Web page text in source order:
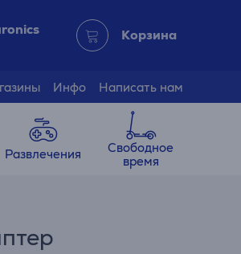
Корзина
Инфо Написать нам
Развлечения
Свободное
время